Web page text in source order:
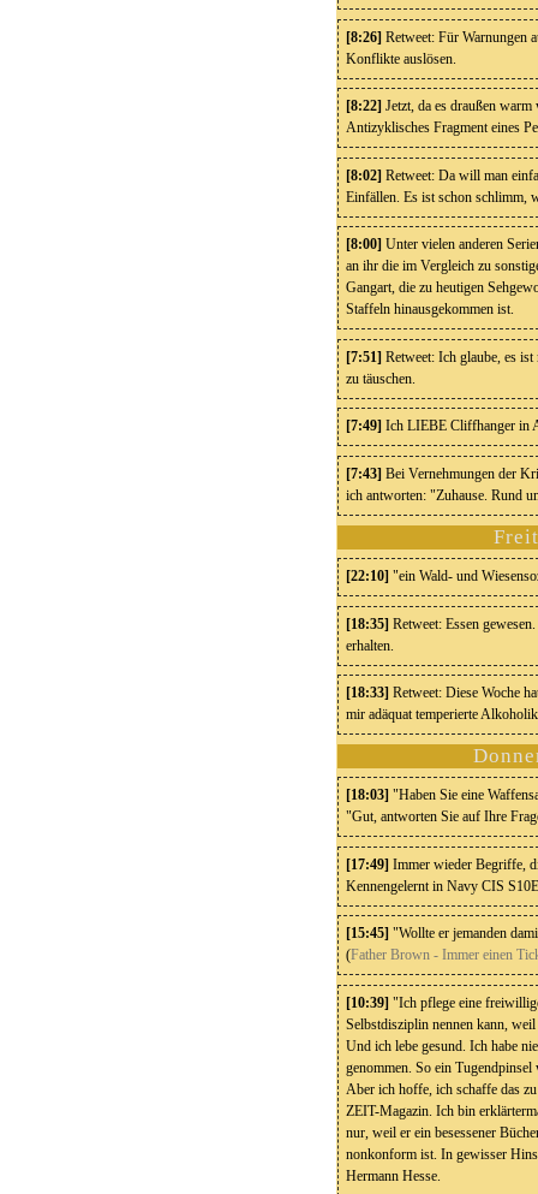
[8:26] Retweet: Für Warnungen
Konflikte auslösen.
[8:22] Jetzt, da es draußen
Antizyklisches Fragment eines
[8:02] Retweet: Da will man
Einfällen. Es ist schon schlimm,
[8:00]
Unter vielen anderen
an ihr die im Vergleich zu
Gangart, die zu heutigen
Staffeln hinausgekommen ist.
[7:51] Retweet: Ich glaube, es
zu täuschen.
[7:49] Ich LIEBE Cliffhanger in
[7:43] Bei Vernehmungen der
ich antworten: "Zuhause. Rund
[22:10] "ein Wald- und
[18:35] Retweet: Essen
erhalten.
[18:33] Retweet: Diese Woche
mir adäquat temperierte
[18:03]
"Haben Sie eine
"Gut, antworten Sie auf Ihre
[17:49] Immer wieder Begriffe,
Kennengelernt in Navy CIS
[15:45]
"Wollte er jemanden
(Father Brown - Immer einen
[10:39] "Ich pflege eine
Selbstdisziplin nennen kann, weil
Und ich lebe gesund. Ich habe
genommen. So ein
Aber ich hoffe, ich schaffe das
ZEIT-Magazin. Ich bin
nur, weil er ein besessener
nonkonform ist. In gewisser
Hermann Hesse.